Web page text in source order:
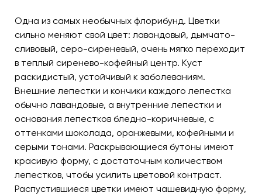
Одна из самых необычных флорибунд. Цветки
сильно меняют свой цвет: лавандовый, дымчато-
сливовый, серо-сиреневый, очень мягко переходит
в теплый сиренево-кофейный центр. Куст
раскидистый, устойчивый к заболеваниям.
Внешние лепестки и кончики каждого лепестка
обычно лавандовые, а внутренние лепестки и
основания лепестков бледно-коричневые, с
оттенками шоколада, оранжевыми, кофейными и
серыми тонами. Раскрывающиеся бутоны имеют
красивую форму, с достаточным количеством
лепестков, чтобы усилить цветовой контраст.
Распустившиеся цветки имеют чашевидную форму,